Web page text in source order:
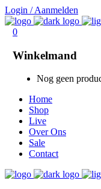
Login / Aanmelden
0
Winkelmand
Nog geen
Home
Shop
Live
Over Ons
Sale
Contact